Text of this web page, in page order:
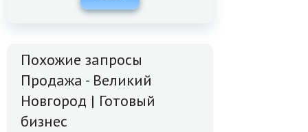
Похожие запросы
Продажа - Великий
Новгород | Готовый
бизнес